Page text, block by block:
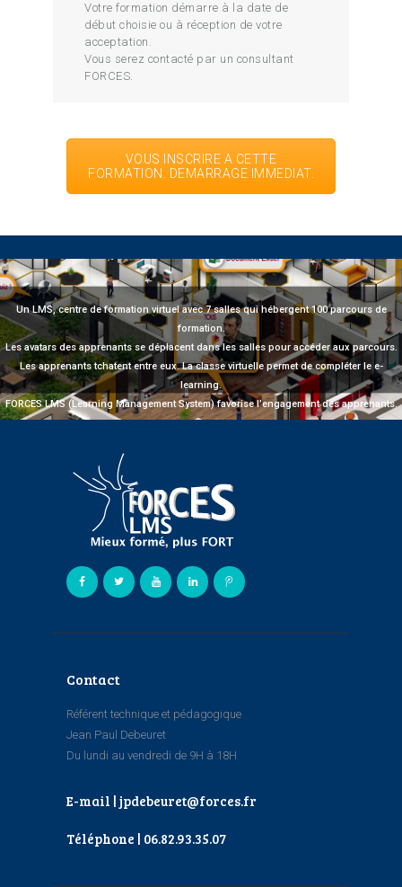
Votre formation démarre à la date de
début choisie ou à réception de votre
acceptation.
Vous serez contacté par un consultant
FORCES.
VOUS INSCRIRE A CETTE
FORMATION. DEMARRAGE IMMEDIAT.
Un LMS, centre de formation virtuel avec 7 salles qui hébergent 100 parcours de
formation.
Les avatars des apprenants se déplacent dans les salles pour accéder aux parcours.
Les apprenants tchatent entre eux. La classe virtuelle permet de compléter le e-
learning.
FORCES LMS (Learning Management System) favorise l’engagement des apprenants.
Contact
Référent technique et pédagogique
Jean Paul Debeuret
Du lundi au vendredi de 9H à 18H
E-mail | jpdebeuret@forces.fr
Téléphone | 06.82.93.35.07